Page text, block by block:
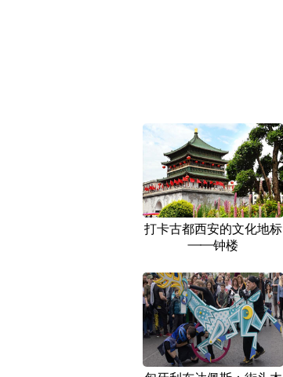
打卡古都西安的文化地标
——钟楼